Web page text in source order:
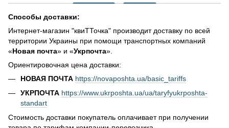
Способы доставки:
Интернет-магазин "квиТТочка" производит доставку по всей
территории Украины при помощи транспортных компаний
«Новая почта» и «Укрпочта».
Ориентировочная цена доставки:
НОВАЯ ПОЧТА https://novaposhta.ua/basic_tariffs
УКРПОЧТА https://www.ukrposhta.ua/ua/taryfyukrposhta-
standart
Стоимость доставки покупатель оплачивает при получении